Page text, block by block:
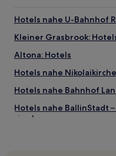
Hotels nahe U-Bahnhof
Kleiner Grasbrook:
Altona: Hotels
Hotels nahe Nikolaikirche
Hotels nahe Bahnhof
Hotels nahe BallinStadt
Hamburg